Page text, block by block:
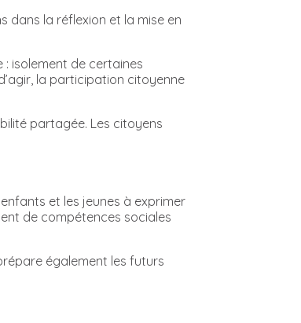
dans la réflexion et la mise en
: isolement de certaines
la participation citoyenne
partagée. Les citoyens
et les jeunes à exprimer
de compétences sociales
également les futurs